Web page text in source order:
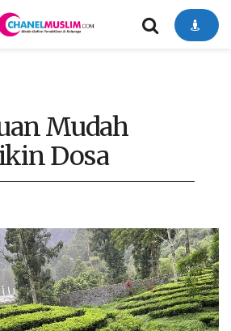
Mudah
Dosa